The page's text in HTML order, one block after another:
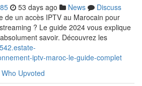
53 days ago News
Discuss
de un accès IPTV au Marocain pour
? Le guide 2024 vous explique
savoir. Découvrez les
iptv-maroc-le-guide-complet
Who Upvoted